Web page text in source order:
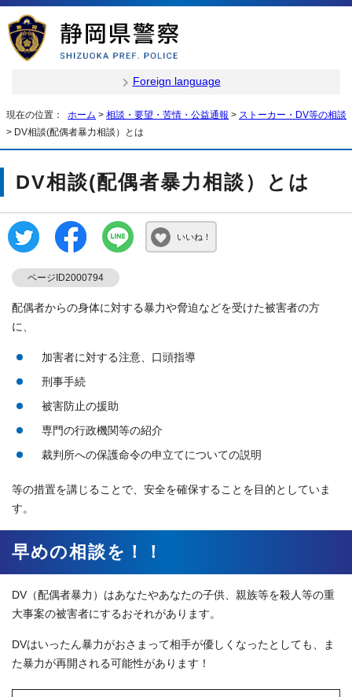
Foreign language
現在の位置： ホーム > 相談・要望・苦情・公益通報 > ストーカー・DV等の相談
> DV相談(配偶者暴力相談）とは
DV相談(配偶者暴力相談）とは
いいね！
ページID2000794
配偶者からの身体に対する暴力や脅迫などを受けた被害者の方
に、
加害者に対する注意、口頭指導
刑事手続
被害防止の援助
専門の行政機関等の紹介
裁判所への保護命令の申立てについての説明
等の措置を講じることで、安全を確保することを目的としていま
す。
早めの相談を！！
DV（配偶者暴力）はあなたやあなたの子供、親族等を殺人等の重
大事案の被害者にするおそれがあります。
DVはいったん暴力がおさまって相手が優しくなったとしても、ま
た暴力が再開される可能性があります！